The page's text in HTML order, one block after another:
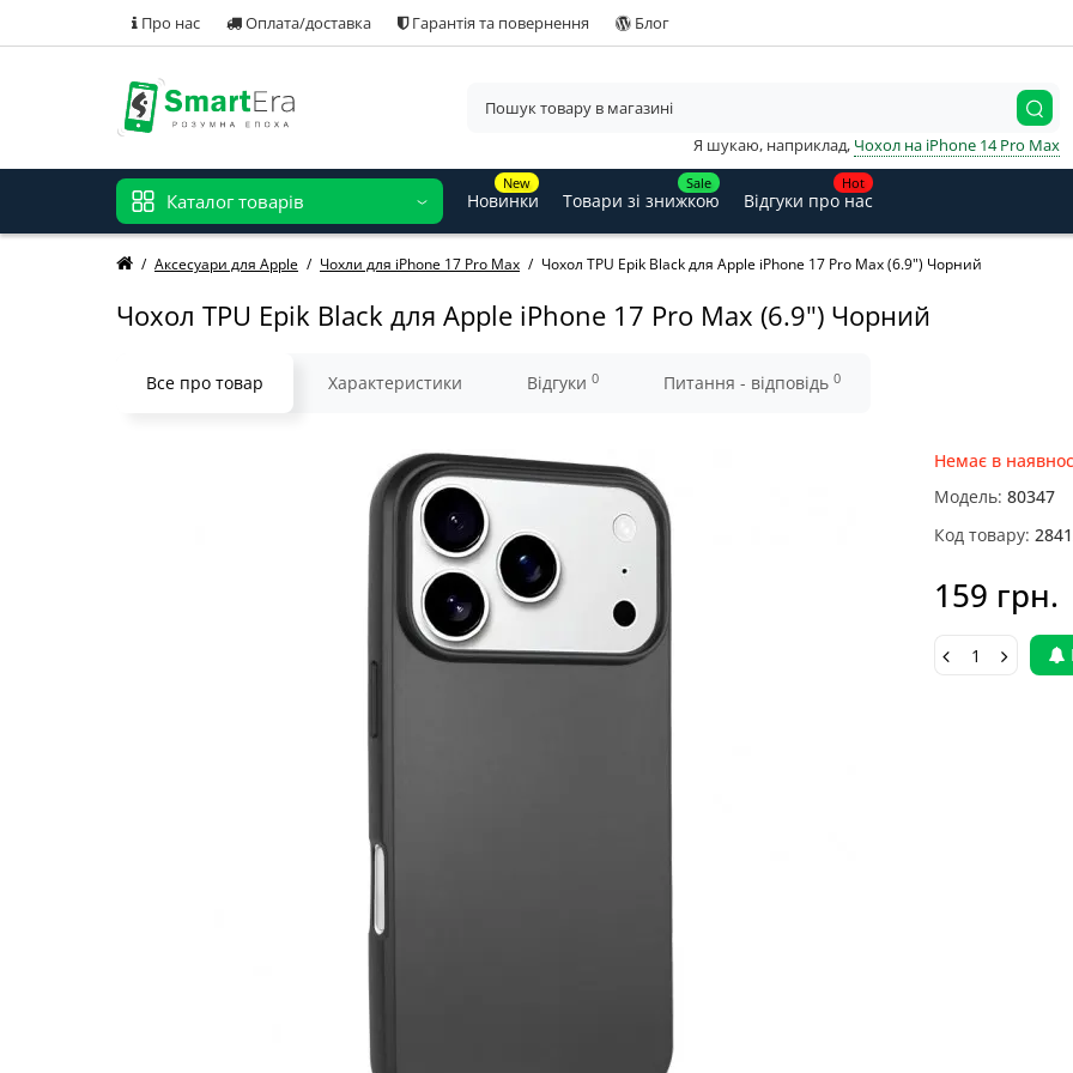
Про нас Оплата/доставка Гарантія та повернення Блог
Я шукаю, наприклад, Чохол на iPhone 14 Pro Max
Каталог товарів
New
Новинки
Sale
Товари зі знижкою
Hot
Відгуки про нас
Аксесуари для Apple Чохли для iPhone 17 Pro Max Чохол TPU Epik Black для Apple iPhone 17 Pro Max (6.9") Чорний
Чохол TPU Epik Black для Apple iPhone 17 Pro Max (6.9") Чорний
Все про товар Характеристики Відгуки 0 Питання - відповідь 0
Немає в
Модель: 80347
Код товару:
159 грн.